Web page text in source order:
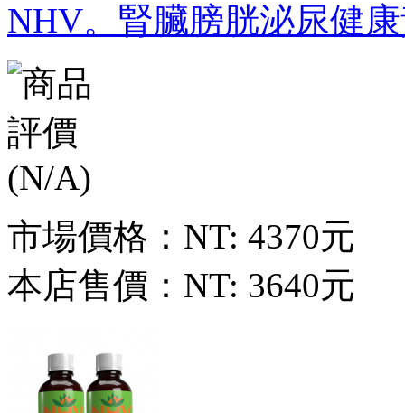
NHV。腎臟膀胱泌尿健
市場價格： NT: 4370元
本店售價： NT: 3640元